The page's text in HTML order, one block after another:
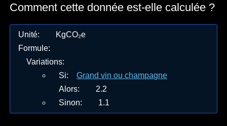
Comment cette donnée est-elle calculée ?
Unité:
KgCO₂e
Formule:
Variations:
Si:
Grand vin ou champagne
Alors:
2.2
Sinon: 1.1